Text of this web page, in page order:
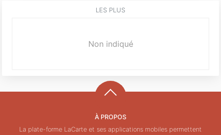
LES PLUS
Non indiqué
À PROPOS
La plate-forme LaCarte et ses applications mobiles permettent